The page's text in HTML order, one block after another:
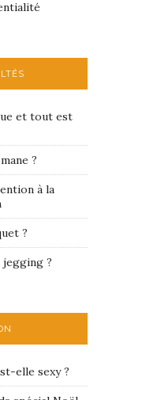
et tout est
?
à la
?
?
elle sexy ?